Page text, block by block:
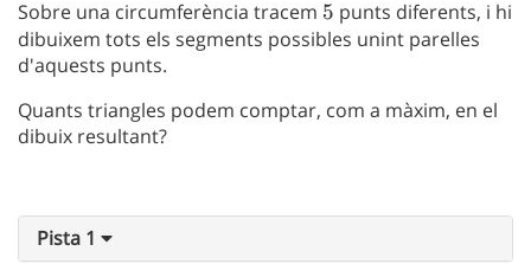
Sobre una circumferència tracem 5
5 punts diferents, i hi
dibuixem tots els segments possibles unint parelles
d'aquests punts.
Quants triangles podem comptar, com a màxim, en el
dibuix resultant?
Pista 1